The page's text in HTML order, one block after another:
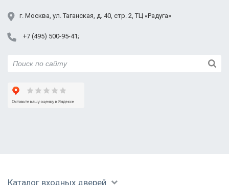
показали, как перекодировать замок, если
г. Москва, ул. Таганская, д. 40, стр. 2, ТЦ «Радуга»
+7 (495) 500-95-41
Каталог входных дверей